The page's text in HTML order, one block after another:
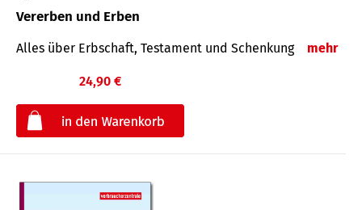
Vererben und Erben
Alles über Erbschaft, Testament und Schenkung mehr
24,90 €